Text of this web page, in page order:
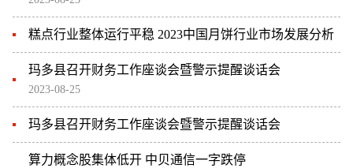
糕点行业整体运行平稳 2023中国月饼行业市场发展分析
玛多县召开财务工作座谈会暨警示提醒谈话会
2023-08-25
玛多县召开财务工作座谈会暨警示提醒谈话会
算力概念股集体低开 中贝通信一字跌停